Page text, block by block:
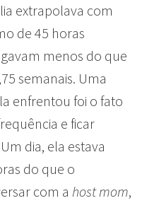
extrapolava com
de 45 horas
menos do que
semanais. Uma
enfrentou foi o fato
e ficar
dia, ela estava
do que o
com a host mom,